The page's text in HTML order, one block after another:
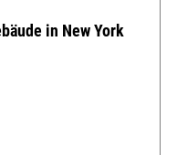
in New York